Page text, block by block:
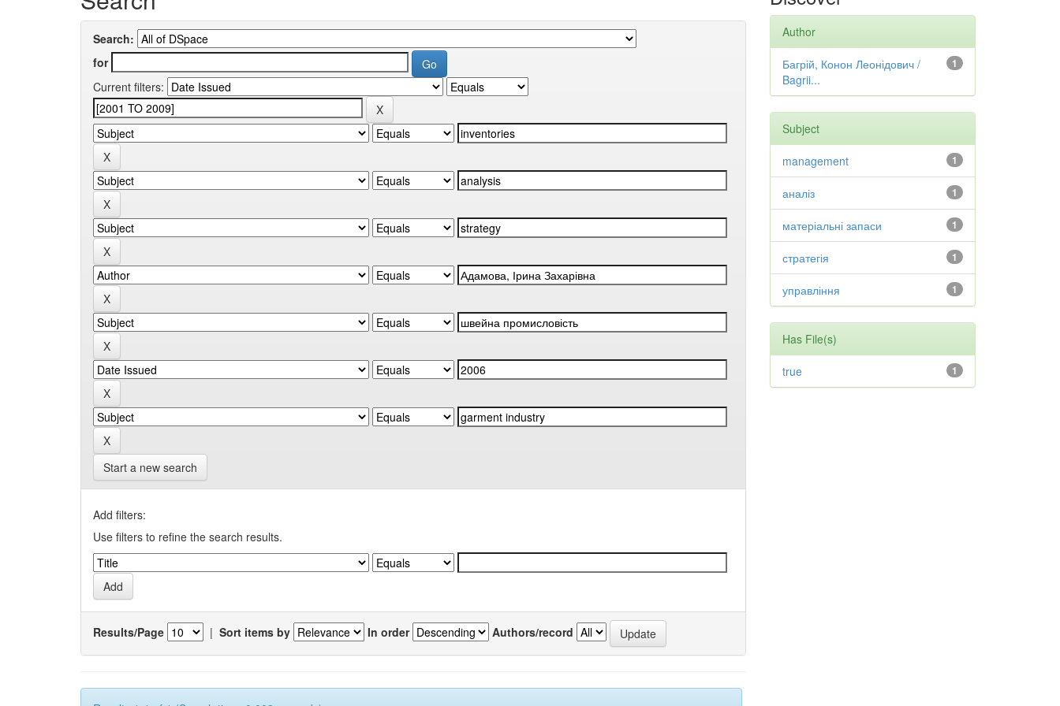
Search:
for
Current filters:
Start a new search
Add filters:
Use filters to refine the search results.
Results/Page | Sort items by In order Authors/record
Author
1
Багрій, Конон Леонідович /
Bagrii...
Subject
1
management
1
аналіз
1
матеріальні запаси
1
стратегія
1
управління
Has File(s)
1
true